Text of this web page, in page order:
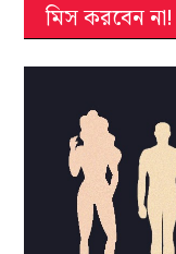
মিস করবেন না!